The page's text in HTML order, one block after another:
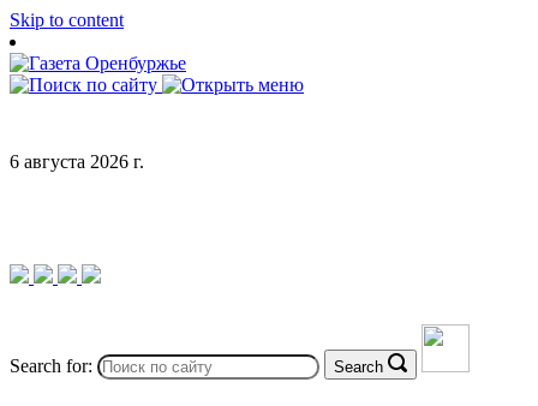
Skip to content
6 августа 2026 г.
Search for: Search